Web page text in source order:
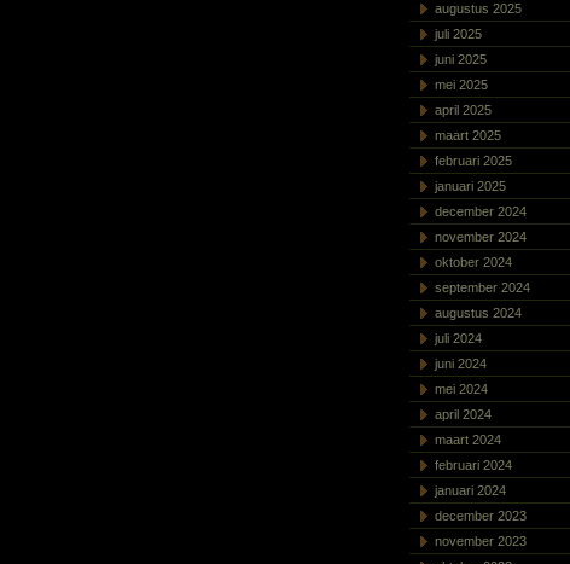
augustus 2025
juli 2025
juni 2025
mei 2025
april 2025
maart 2025
februari 2025
januari 2025
december 2024
november 2024
oktober 2024
september 2024
augustus 2024
juli 2024
juni 2024
mei 2024
april 2024
maart 2024
februari 2024
januari 2024
december 2023
november 2023